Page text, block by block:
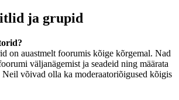
ja grupid
on auastmelt foorumis kõige kõrgemal. Nad
väljanägemist ja seadeid ning määrata
Neil võivad olla ka moderaatoriõigused kõigis